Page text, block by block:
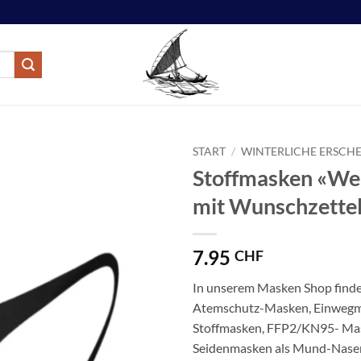
START / WINTERLICHE
Stoffmasken
mit
7.95 CHF
In unserem Masken Shop
Atemschutz-Masken,
Stoffmasken, FFP2/KN95-
Seidenmasken als Mund-